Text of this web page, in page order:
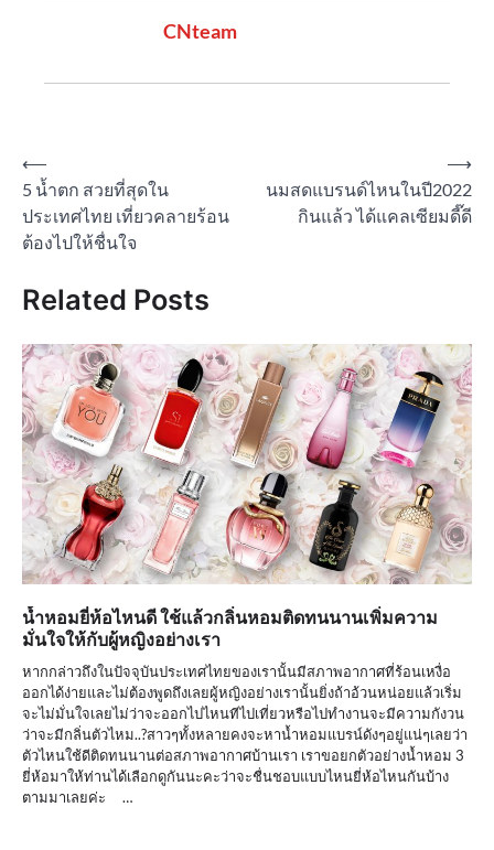
CNteam
Post
navigation
⟵
5 น้ำตก สวยที่สุดใน
ประเทศไทย เที่ยวคลายร้อน
ต้องไปให้ชื่นใจ
นมสดแบรนด์ไหนในปี2022
กินแล้ว ได้แคลเซียมดี๊ดี
⟶
Related Posts
น้ำหอมยี่ห้อไหนดี ใช้แล้วกลิ่นหอมติดทนนานเพิ่มความ
มั่นใจให้กับผู้หญิงอย่างเรา
หากกล่าวถึงในปัจจุบันประเทศไทยของเรานั้นมีสภาพอากาศที่ร้อนเหงื่อ
ออกได้ง่ายและไม่ต้องพูดถึงเลยผู้หญิงอย่างเรานั้นยิ่งถ้าอ้วนหน่อยแล้วเริ่ม
จะไม่มั่นใจเลยไม่ว่าจะออกไปไหนทีไปเที่ยวหรือไปทำงานจะมีความกังวน
ว่าจะมีกลิ่นตัวไหม..?สาวๆทั้งหลายคงจะหาน้ำหอมแบรน์ดังๆอยู่แน่ๆเลยว่า
ตัวไหนใช้ดีติดทนนานต่อสภาพอากาศบ้านเรา เราขอยกตัวอย่างน้ำหอม 3
ยี่ห้อมาให้ท่านได้เลือกดูกันนะคะว่าจะชื่นชอบแบบไหนยี่ห้อไหนกันบ้าง
ตามมาเลยค่ะ …